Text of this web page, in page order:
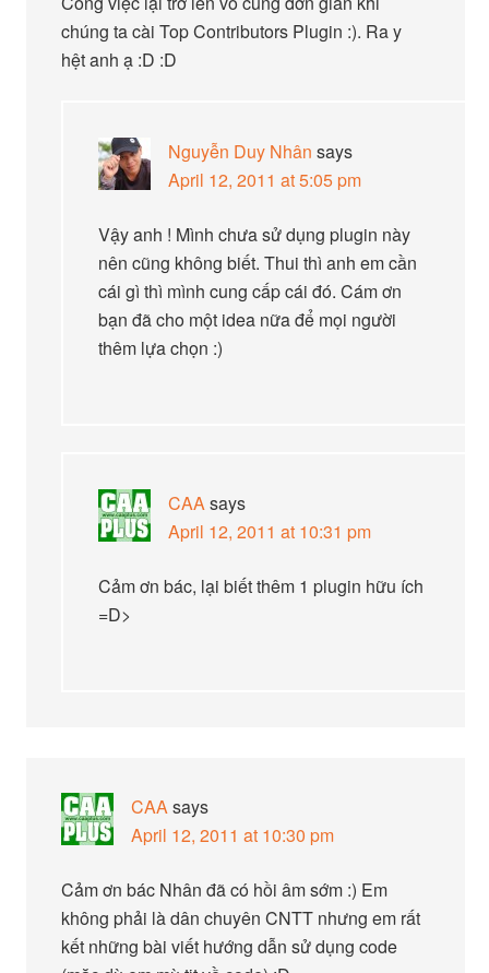
chúng ta cài Top Contributors Plugin :). Ra y
hệt anh ạ :D :D
Nguyễn Duy Nhân says
April 12, 2011 at 5:05 pm
Vậy anh ! Mình chưa sử dụng plugin này
nên cũng không biết. Thui thì anh em cần
cái gì thì mình cung cấp cái đó. Cám ơn
bạn đã cho một idea nữa để mọi người
thêm lựa chọn :)
CAAsays
April 12, 2011 at 10:31 pm
Cảm ơn bác, lại biết thêm 1 plugin hữu ích
=D>
CAAsays
April 12, 2011 at 10:30 pm
Cảm ơn bác Nhân đã có hồi âm sớm :) Em
không phải là dân chuyên CNTT nhưng em rất
kết những bài viết hướng dẫn sử dụng code